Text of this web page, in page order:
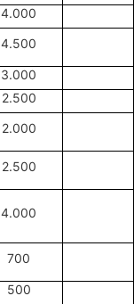
4.000
4.500
3.000
2.500
2.000
2.500
4.000
700
500